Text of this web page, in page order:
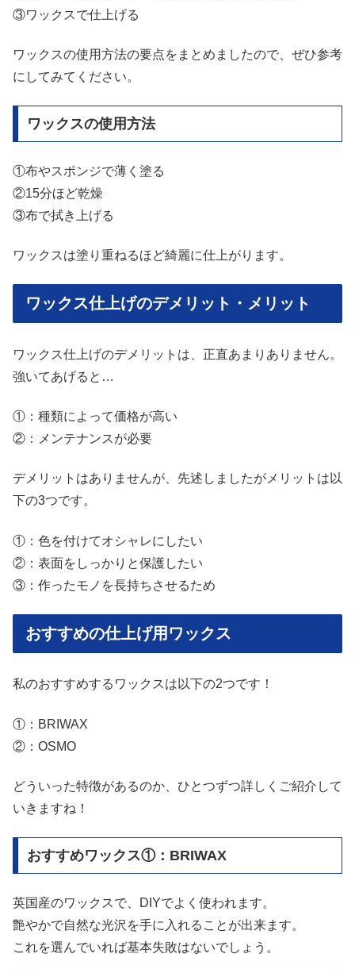
③ワックスで仕上げる
ワックスの使用方法の要点をまとめましたので、ぜひ参考
にしてみてください。
ワックスの使用方法
①布やスポンジで薄く塗る
②15分ほど乾燥
③布で拭き上げる
ワックスは塗り重ねるほど綺麗に仕上がります。
ワックス仕上げのデメリット・メリット
ワックス仕上げのデメリットは、正直あまりありません。
強いてあげると…
①：種類によって価格が高い
②：メンテナンスが必要
デメリットはありませんが、先述しましたがメリットは以
下の3つです。
①：色を付けてオシャレにしたい
②：表面をしっかりと保護したい
③：作ったモノを長持ちさせるため
おすすめの仕上げ用ワックス
私のおすすめするワックスは以下の2つです！
①：BRIWAX
②：OSMO
どういった特徴があるのか、ひとつずつ詳しくご紹介して
いきますね！
おすすめワックス①：BRIWAX
英国産のワックスで、DIYでよく使われます。
艶やかで自然な光沢を手に入れることが出来ます。
これを選んでいれば基本失敗はないでしょう。